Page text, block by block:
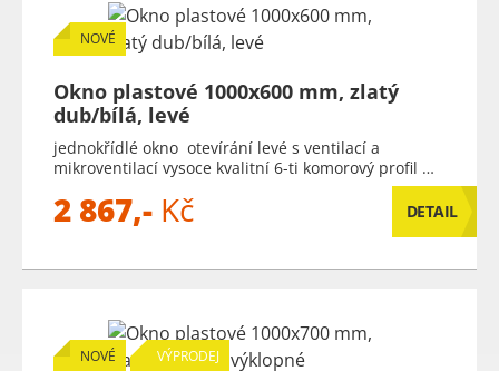
NOVÉ
Okno plastové 1000x600 mm, zlatý
dub/bílá, levé
jednokřídlé okno otevírání levé s ventilací a
mikroventilací vysoce kvalitní 6-ti komorový profil …
2 867,- Kč DETAIL
NOVÉ VÝPRODEJ